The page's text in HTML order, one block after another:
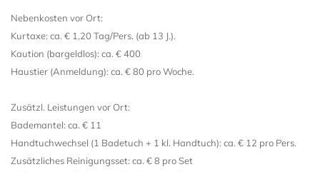
Nebenkosten vor Ort:
Kurtaxe: ca. € 1,20 Tag/Pers. (ab 13 J.).
Kaution (bargeldlos): ca. € 400
Haustier (Anmeldung): ca. € 80 pro Woche.
Zusätzl. Leistungen vor Ort:
Bademantel: ca. € 11
Handtuchwechsel (1 Badetuch + 1 kl. Handtuch): ca. € 12 pro Pers.
Zusätzliches Reinigungsset: ca. € 8 pro Set